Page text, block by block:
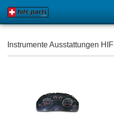
Instrumente Ausstattungen HIFI